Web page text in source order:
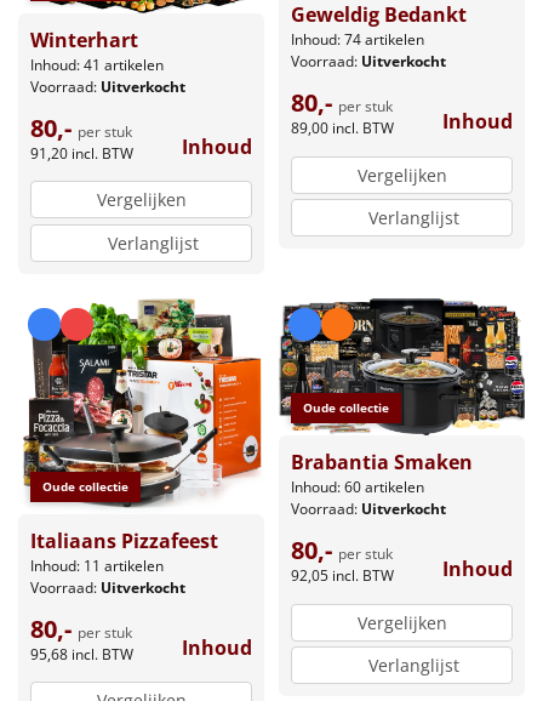
Winterhart
Inhoud: 41 artikelen
Voorraad: Uitverkocht
80,- per stuk
91,20 incl. BTW Inhoud
Vergelijken
Verlanglijst
Geweldig Bedankt
Inhoud: 74 artikelen
Voorraad: Uitverkocht
80,- per stuk
89,00 incl. BTW Inhoud
Vergelijken
Verlanglijst
Oude collectie
Italiaans Pizzafeest
Inhoud: 11 artikelen
Voorraad: Uitverkocht
80,- per stuk
95,68 incl. BTW Inhoud
Oude collectie
Brabantia Smaken
Inhoud: 60 artikelen
Voorraad: Uitverkocht
80,- per stuk
92,05 incl. BTW Inhoud
Vergelijken
Verlanglijst